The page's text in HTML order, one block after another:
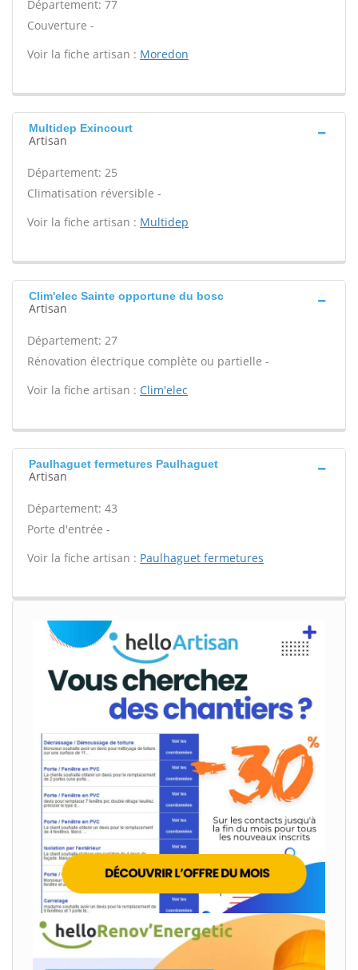
Département: 77
Couverture -
Voir la fiche artisan : Moredon
Multidep Exincourt
Artisan
Département: 25
Climatisation réversible -
Voir la fiche artisan : Multidep
Clim'elec Sainte opportune du bosc
Artisan
Département: 27
Rénovation électrique complète ou partielle -
Voir la fiche artisan : Clim'elec
Paulhaguet fermetures Paulhaguet
Artisan
Département: 43
Porte d'entrée -
Voir la fiche artisan : Paulhaguet fermetures